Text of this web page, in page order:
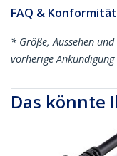
FAQ & Konformität
* Größe, Aussehen
vorherige
Das könnte